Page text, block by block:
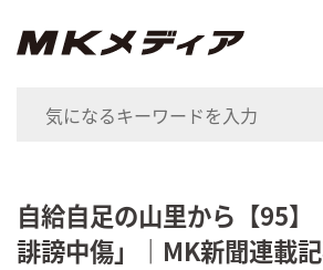
自給自足の山里から【95】
誹謗中傷」｜MK新聞連載